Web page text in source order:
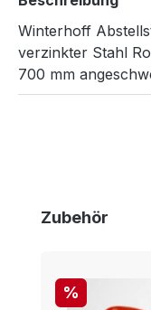
Winterhoff
verzinkter Stahl
700 mm
Produktgalerie
Zubehör
Rabatt
%